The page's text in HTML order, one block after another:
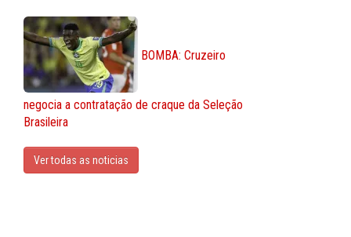
BOMBA: Cruzeiro
negocia a contratação de craque da Seleção
Brasileira
Ver todas as noticias